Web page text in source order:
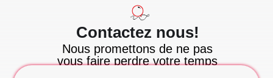
Contactez nous!
Nous promettons de ne pas
vous faire perdre votre temps